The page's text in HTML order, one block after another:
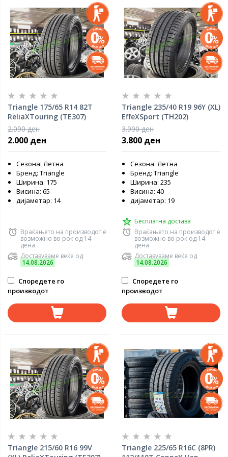
Triangle 175/65 R14 82T
ReliaXTouring (TE307)
2.090 ден
2.000 ден
Сезона: Летна
Бренд: Triangle
Ширина: 175
Висина: 65
дијаметар: 14
Враќањето на производот е
возможно во рок од 14
дена
Доставуваме веќе од
14.08.2026
Споредете го
производот
Triangle 235/40 R19 96Y (XL)
EffeXSport (TH202)
3.990 ден
3.800 ден
Сезона: Летна
Бренд: Triangle
Ширина: 235
Висина: 40
дијаметар: 19
Бесплатна достава
Враќањето на производот е
возможно во рок од 14
дена
Доставуваме веќе од
14.08.2026
Споредете го
производот
Triangle 215/60 R16 99V
Triangle 225/65 R16C (8PR)